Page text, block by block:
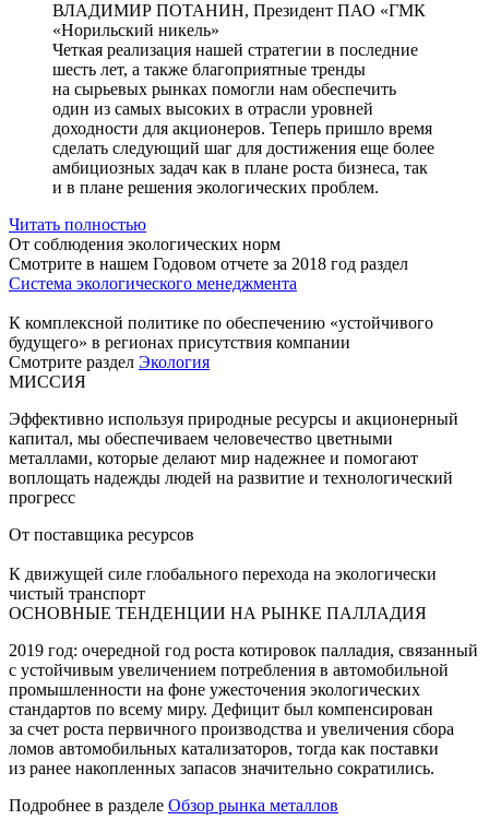
ВЛАДИМИР ПОТАНИН, Президент ПАО «ГМК
«Норильский никель»
Четкая реализация нашей стратегии в последние
шесть лет, а также благоприятные тренды
на сырьевых рынках помогли нам обеспечить
один из самых высоких в отрасли уровней
доходности для акционеров. Теперь пришло время
сделать следующий шаг для достижения еще более
амбициозных задач как в плане роста бизнеса, так
и в плане решения экологических проблем.
Читать полностью
От соблюдения экологических норм
Смотрите в нашем Годовом отчете за 2018 год раздел
Система экологического менеджмента
К комплексной политике по обеспечению «устойчивого
будущего» в регионах присутствия компании
Смотрите раздел Экология
МИССИЯ
Эффективно используя природные ресурсы и акционерный
капитал, мы обеспечиваем человечество цветными
металлами, которые делают мир надежнее и помогают
воплощать надежды людей на развитие и технологический
прогресс
От поставщика ресурсов
К движущей силе глобального перехода на экологически
чистый транспорт
ОСНОВНЫЕ ТЕНДЕНЦИИ НА РЫНКЕ ПАЛЛАДИЯ
2019 год: очередной год роста котировок палладия, связанный
с устойчивым увеличением потребления в автомобильной
промышленности на фоне ужесточения экологических
стандартов по всему миру. Дефицит был компенсирован
за счет роста первичного производства и увеличения сбора
ломов автомобильных катализаторов, тогда как поставки
из ранее накопленных запасов значительно сократились.
Подробнее в разделе Обзор рынка металлов